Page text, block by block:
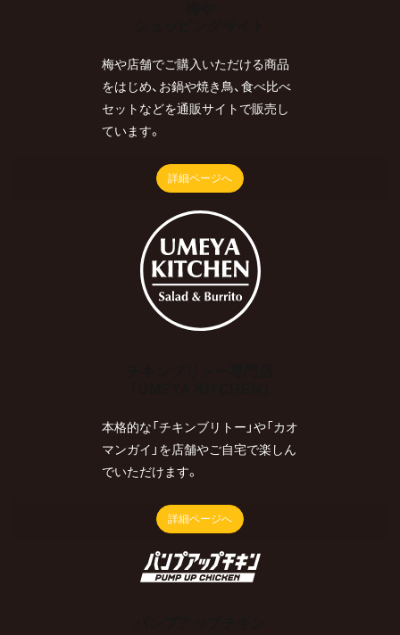
梅や店舗でご購入いただける商品
をはじめ、お鍋や焼き鳥、食べ比べ
セットなどを通販サイトで販売し
ています。
詳細ページへ
本格的な「チキンブリトー」や「カオ
マンガイ」を店舗やご自宅で楽しん
でいただけます。
詳細ページへ